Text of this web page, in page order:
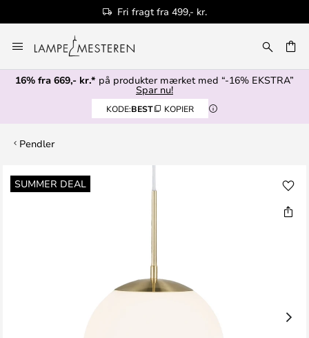
Fri fragt fra 499,- kr.
to
Content
16% fra 669,- kr.* på produkter mærket med “-16% EKSTRA”
Spar nu!
KODE:BEST KOPIER
Pendler
SUMMER DEAL
Gå
til